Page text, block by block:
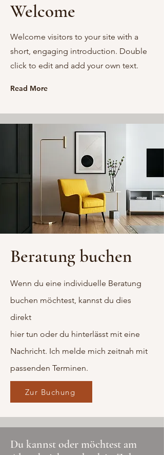
Welcome
Welcome visitors to your site with a
short, engaging introduction. Double
click to edit and add your own text.
Read More
Beratung buchen
Wenn du eine individuelle Beratung
buchen möchtest, kannst du dies
direkt
hier tun oder du hinterlässt mit eine
Nachricht. Ich melde mich zeitnah mit
passenden Terminen.
Zur Buchung
Du kannst oder möchtest am